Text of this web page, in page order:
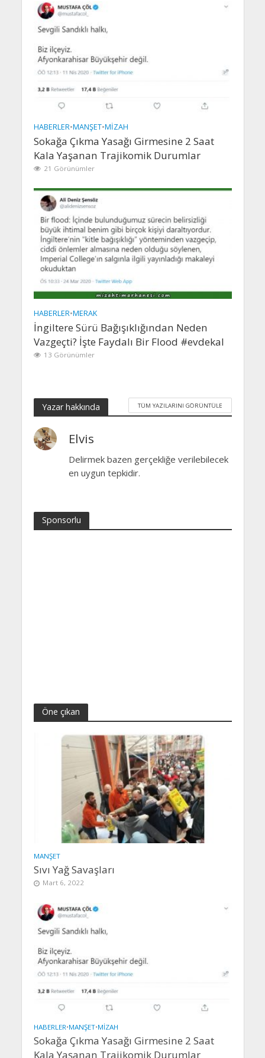
HABERLER•MANŞET•MIZAH
Sokağa Çıkma Yasağı Girmesine 2 Saat
Kala Yaşanan Trajikomik Durumlar
21 Görünümler
HABERLER•MERAK
İngiltere Sürü Bağışıklığından Neden
Vazgeçti? İşte Faydalı Bir Flood #evdekal
13 Görünümler
Yazar hakkında TÜM YAZILARINI GÖRÜNTÜLE
Elvis
Delirmek bazen gerçekliğe verilebilecek
en uygun tepkidir.
Sponsorlu
Öne çıkan
MANŞET
Sıvı Yağ Savaşları
Mart 6, 2022
HABERLER•MANŞET•MIZAH
Sokağa Çıkma Yasağı Girmesine 2 Saat
Kala Yaşanan Trajikomik Durumlar